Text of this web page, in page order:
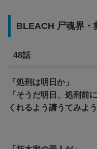
BLEACH 尸魂界・
48話
「処刑は明日か」
「そうだ明日、処刑前
くれるよう請うてみよう